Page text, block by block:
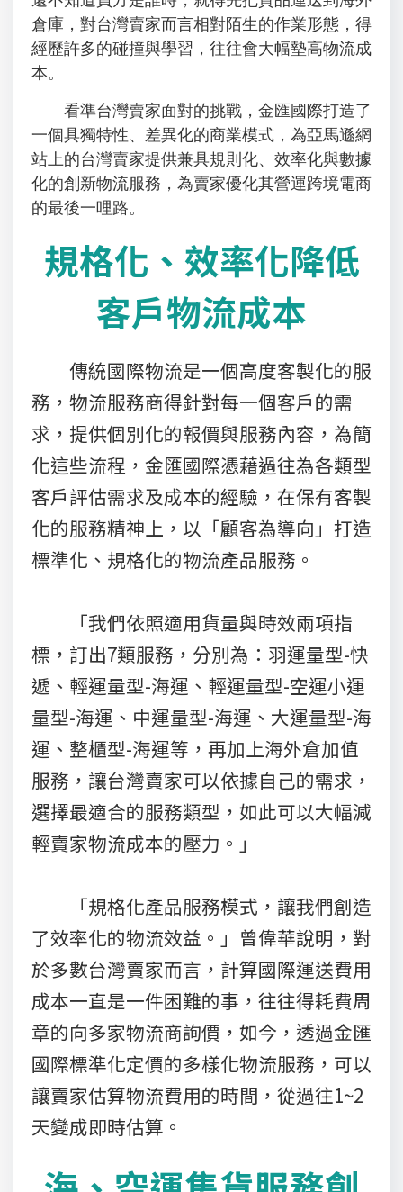
倉庫，對台灣賣家而言相對陌生的作業形態，得
經歷許多的碰撞與學習，往往會大幅墊高物流成
本。
看準台灣賣家面對的挑戰，金匯國際打造了
一個具獨特性、差異化的商業模式，為亞馬遜網
站上的台灣賣家提供兼具規則化、效率化與數據
化的創新物流服務，為賣家優化其營運跨境電商
的最後一哩路。
規格化、效率化降低
客戶物流成本
傳統國際物流是一個高度客製化的服
務，物流服務商得針對每一個客戶的需
求，提供個別化的報價與服務內容，為簡
化這些流程，金匯國際憑藉過往為各類型
客戶評估需求及成本的經驗，在保有客製
化的服務精神上，以「顧客為導向」打造
標準化、規格化的物流產品服務。
「我們依照適用貨量與時效兩項指
標，訂出7類服務，分別為：羽運量型-快
遞、輕運量型-海運、輕運量型-空運小運
量型-海運、中運量型-海運、大運量型-海
運、整櫃型-海運等，再加上海外倉加值
服務，讓台灣賣家可以依據自己的需求，
選擇最適合的服務類型，如此可以大幅減
輕賣家物流成本的壓力。」
「規格化產品服務模式，讓我們創造
了效率化的物流效益。」曾偉華說明，對
於多數台灣賣家而言，計算國際運送費用
成本一直是一件困難的事，往往得耗費周
章的向多家物流商詢價，如今，透過金匯
國際標準化定價的多樣化物流服務，可以
讓賣家估算物流費用的時間，從過往1~2
天變成即時估算。